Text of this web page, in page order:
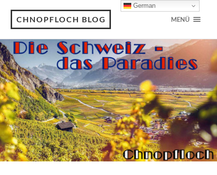
CHNOPFLOCH BLOG MENÜ
German